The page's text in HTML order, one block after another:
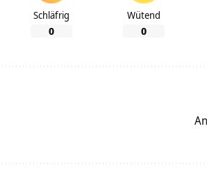
Schläfrig
0
Wütend
0